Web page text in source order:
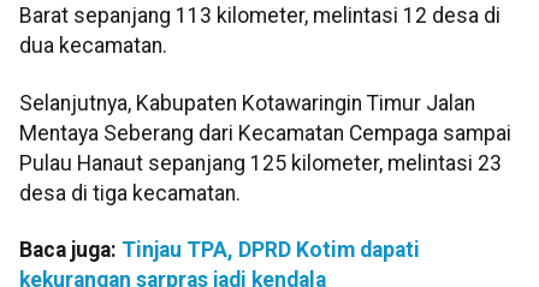
Barat sepanjang 113 kilometer, melintasi 12 desa di
dua kecamatan.
Selanjutnya, Kabupaten Kotawaringin Timur Jalan
Mentaya Seberang dari Kecamatan Cempaga sampai
Pulau Hanaut sepanjang 125 kilometer, melintasi 23
desa di tiga kecamatan.
Baca juga: Tinjau TPA, DPRD Kotim dapati
kekurangan sarpras jadi kendala